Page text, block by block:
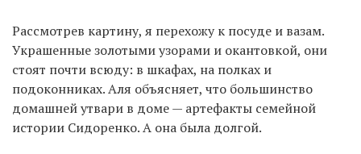
Рассмотрев картину, я перехожу к посуде и вазам.
Украшенные золотыми узорами и окантовкой, они
стоят почти всюду: в шкафах, на полках и
подоконниках. Аля объясняет, что большинство
домашней утвари в доме — артефакты семейной
истории Сидоренко. А она была долгой.